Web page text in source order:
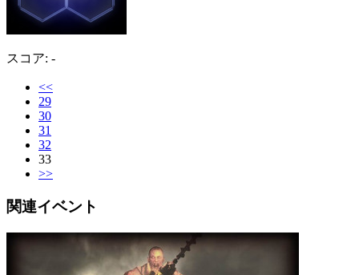
スコア: -
<<
29
30
31
32
33
>>
関連イベント